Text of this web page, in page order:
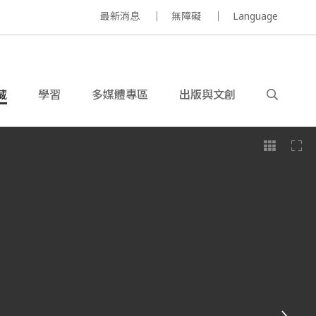
最新消息 無障礙 Language
學習 多媒體專區 出版與文創